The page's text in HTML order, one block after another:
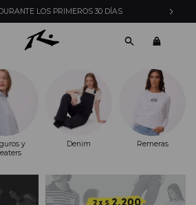
EN MONTEVIDEO CON PEDIDOS YA
y
Denim Remeras